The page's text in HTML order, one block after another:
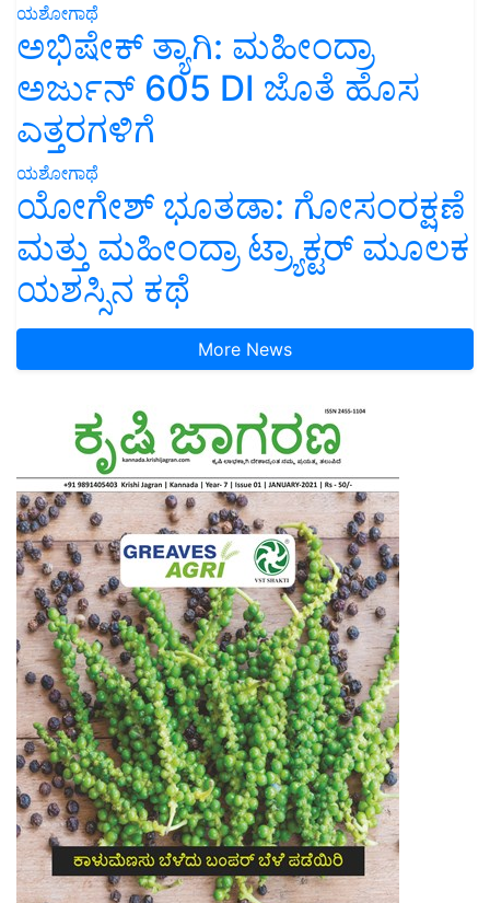
ಯಶೋಗಾಥೆ
ಅಭಿಷೇಕ್ ತ್ಯಾಗಿ: ಮಹೀಂದ್ರಾ
ಅರ್ಜುನ್ 605 DI ಜೊತೆ ಹೊಸ
ಎತ್ತರಗಳಿಗೆ
ಯಶೋಗಾಥೆ
ಯೋಗೇಶ್ ಭೂತಡಾ: ಗೋಸಂರಕ್ಷಣೆ
ಮತ್ತು ಮಹೀಂದ್ರಾ ಟ್ರ್ಯಾಕ್ಟರ್ ಮೂಲಕ
ಯಶಸ್ಸಿನ ಕಥೆ
More News